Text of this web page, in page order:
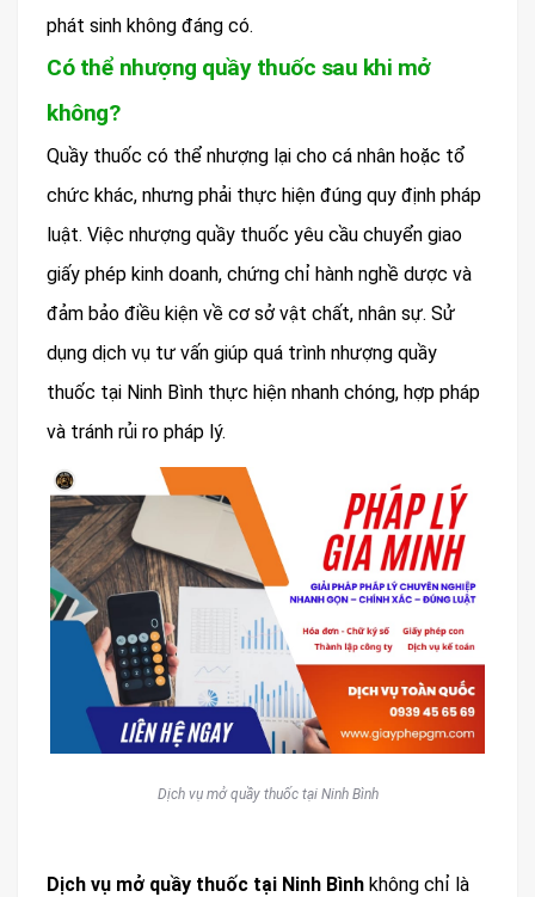
phát sinh không đáng có.
Có thể nhượng quầy thuốc sau khi mở
không?
Quầy thuốc có thể nhượng lại cho cá nhân hoặc tổ
chức khác, nhưng phải thực hiện đúng quy định pháp
luật. Việc nhượng quầy thuốc yêu cầu chuyển giao
giấy phép kinh doanh, chứng chỉ hành nghề dược và
đảm bảo điều kiện về cơ sở vật chất, nhân sự. Sử
dụng dịch vụ tư vấn giúp quá trình nhượng quầy
thuốc tại Ninh Bình thực hiện nhanh chóng, hợp pháp
và tránh rủi ro pháp lý.
Dịch vụ mở quầy thuốc tại Ninh Bình
Dịch vụ mở quầy thuốc tại Ninh Bình không chỉ là